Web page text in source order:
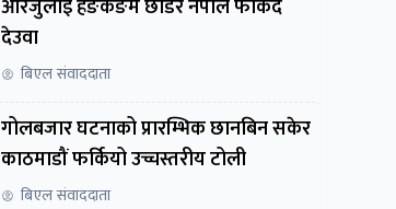
आरजुलाई हङकङमै छोडेर नेपाल फर्किँदै
देउवा
बिएल संवाददाता
गोलबजार घटनाको प्रारम्भिक छानबिन सकेर
काठमाडौं फर्कियो उच्चस्तरीय टोली
बिएल संवाददाता